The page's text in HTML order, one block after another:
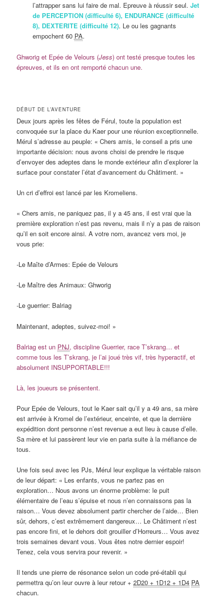
l’attrapper sans lui faire de mal. Epreuve à réussir seul. Jet
de PERCEPTION (difficulté 6), ENDURANCE (difficulté
8), DEXTERITE (difficulté 12). Le ou les gagnants
empochent 60 PA.
Ghworig et Epée de Velours (Jess) ont testé presque toutes les
épreuves, et ils en ont remporté chacun une.
DÉBUT DE L’AVENTURE
Deux jours après les fêtes de Férul, toute la population est
convoquée sur la place du Kaer pour une réunion exceptionnelle.
Mérul s’adresse au peuple: « Chers amis, le conseil a pris une
importante décision: nous avons choisi de prendre le risque
d’envoyer des adeptes dans le monde extérieur afin d’explorer la
surface pour constater l’état d’avancement du Châtiment. »
Un cri d’effroi est lancé par les Kromeliens.
« Chers amis, ne paniquez pas, il y a 45 ans, il est vrai que la
première exploration n’est pas revenu, mais il n’y a pas de raison
qu’il en soit encore ainsi. A votre nom, avancez vers moi, je
vous prie:
-Le Maîte d’Armes: Epée de Velours
-Le Maître des Animaux: Ghworig
-Le guerrier: Balriag
Maintenant, adeptes, suivez-moi! »
Balriag est un PNJ, discipline Guerrier, race T’skrang… et
comme tous les T’skrang, je l’ai joué très vif, très hyperactif, et
absolument INSUPPORTABLE!!!
Là, les joueurs se présentent.
Pour Epée de Velours, tout le Kaer sait qu’il y a 49 ans, sa mère
est arrivée à Kromel de l’extérieur, enceinte, et que la dernière
expédition dont personne n’est revenue a eut lieu à cause d’elle.
Sa mère et lui passèrent leur vie en paria suite à la méfiance de
tous.
Une fois seul avec les PJs, Mérul leur explique la véritable raison
de leur départ: « Les enfants, vous ne partez pas en
exploration… Nous avons un énorme problème: le puit
élémentaire de l’eau s’épuise et nous n’en connaissons pas la
raison… Vous devez absolument partir chercher de l’aide… Bien
sûr, dehors, c’est extrêmement dangereux… Le Châtiment n’est
pas encore fini, et le dehors doit grouiller d’Horreurs… Vous avez
trois semaines devant vous. Vous êtes notre dernier espoir!
Tenez, cela vous servira pour revenir. »
Il tends une pierre de résonance selon un code pré-établi qui
permettra qu’on leur ouvre à leur retour +2D20 + 1D12 + 1D4 PA
chacun.